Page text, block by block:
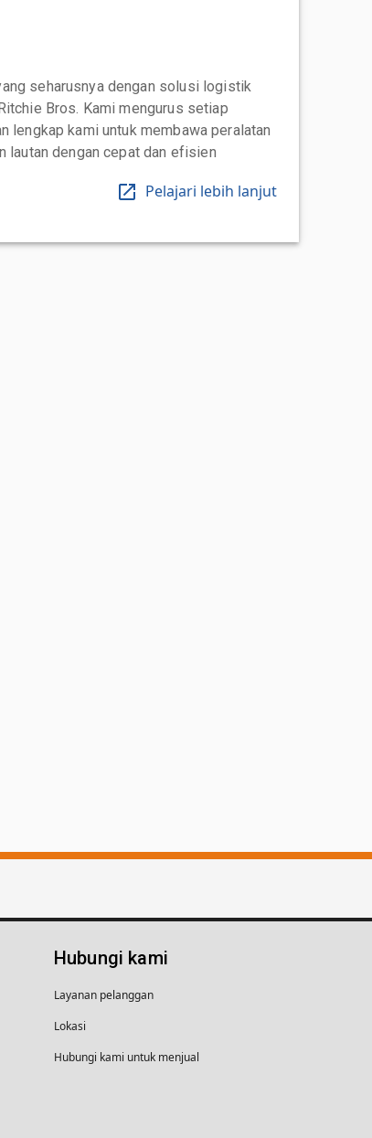
seharusnya dengan solusi logistik
Bros. Kami mengurus setiap
lengkap kami untuk membawa peralatan
lautan dengan cepat dan efisien
Pelajari lebih lanjut
Hubungi kami
Layanan pelanggan
Lokasi
Hubungi kami untuk menjual